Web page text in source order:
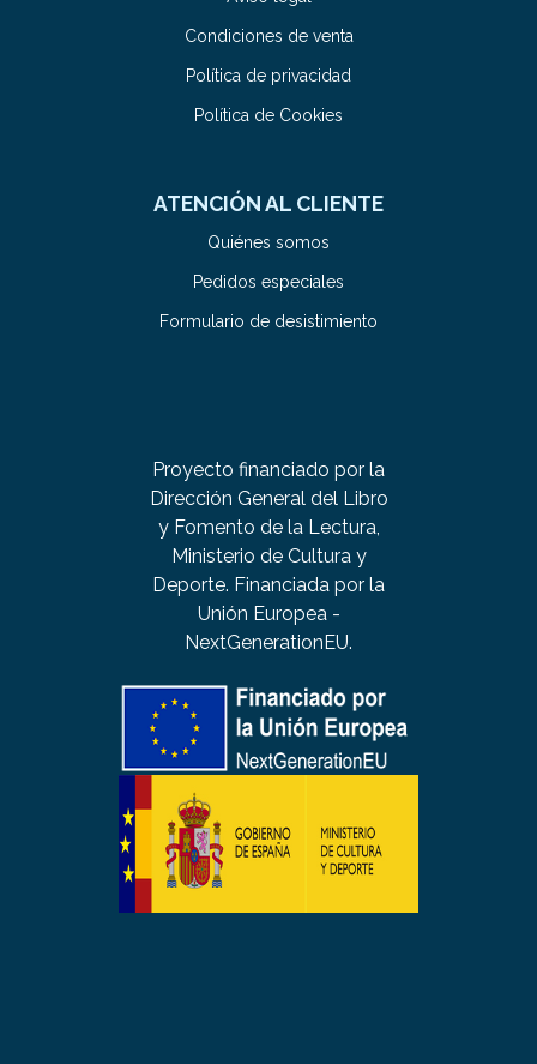
Condiciones de venta
Política de privacidad
Política de Cookies
ATENCIÓN AL CLIENTE
Quiénes somos
Pedidos especiales
Formulario de desistimiento
Proyecto financiado por la
Dirección General del Libro
y Fomento de la Lectura,
Ministerio de Cultura y
Deporte. Financiada por la
Unión Europea -
NextGenerationEU.